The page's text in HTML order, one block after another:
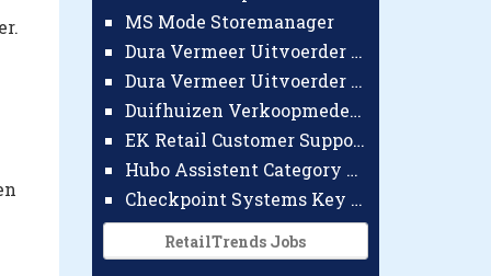
MS Mode Storemanager
Dura Vermeer Uitvoerder GWW Amsterdam
Dura Vermeer Uitvoerder Civiel Nijmegen
Duifhuizen Verkoopmedewerker Ridderkerk
EK Retail Customer Support Omnichannel
Hubo Assistent Category Manager
Checkpoint Systems Key Accountmanager Benelux
RetailTrends Jobs